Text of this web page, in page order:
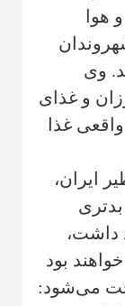
هوا
وی
و غذای
غذا
ایران،
داشت،
بود
می‌شود: